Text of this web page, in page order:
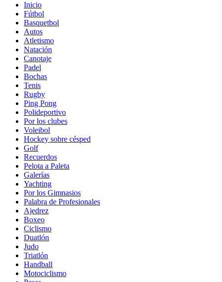
Inicio
Fútbol
Basquetbol
Autos
Atletismo
Natación
Canotaje
Padel
Bochas
Tenis
Rugby
Ping Pong
Polideportivo
Por los clubes
Voleibol
Hockey sobre césped
Golf
Recuerdos
Pelota a Paleta
Galerías
Yachting
Por los Gimnasios
Palabra de Profesionales
Ajedrez
Boxeo
Ciclismo
Duatlón
Judo
Triatlón
Handball
Motociclismo